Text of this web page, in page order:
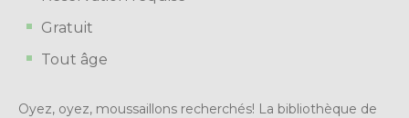
Gratuit
Tout âge
Oyez, oyez, moussaillons recherchés! La bibliothèque de